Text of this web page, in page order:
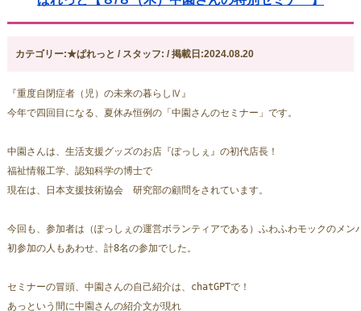
カテゴリー:★ぱれっと / スタッフ: / 掲載日:2024.08.20
『重度自閉症者（児）の未来の暮らしⅣ』
今年で四回目になる、夏休み恒例の「中園さんのセミナー」です。
中園さんは、生活支援グッズのお店『ぽっしぇ』の初代店長！
福祉情報工学、認知科学の博士で
現在は、日本支援技術協会　研究部の顧問をされています。
今回も、参加者は（ぽっしぇの運営ボランティアである）ふわふわモックのメン
初参加の人もあわせ、計8名の参加でした。
セミナーの冒頭、中園さんの自己紹介は、chatGPTで！
あっという間に中園さんの紹介文が現れ